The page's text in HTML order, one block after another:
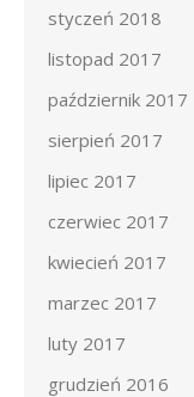
styczeń 2018
listopad 2017
październik 2017
sierpień 2017
lipiec 2017
czerwiec 2017
kwiecień 2017
marzec 2017
luty 2017
grudzień 2016